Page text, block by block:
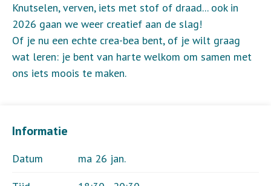
Informatie
Datum
ma 26 jan.
Knutselen, verven, iets met stof of draad... ook in
2026 gaan we weer creatief aan de slag!
Of je nu een echte crea-bea bent, of je wilt graag
wat leren: je bent van harte welkom om samen met
ons iets moois te maken.